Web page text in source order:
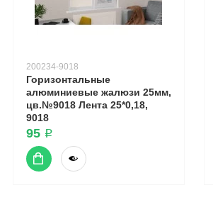
200234-9018
Горизонтальные
алюминиевые жалюзи 25мм,
цв.№9018 Лента 25*0,18,
9018
95 ₽